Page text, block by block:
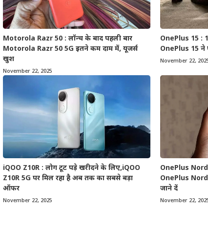
Motorola Razr 50 : लॉन्च के बाद पहली बार
Motorola Razr 50 5G इतने कम दाम में, यूजर्स
खुश
November 22, 2025
OnePlus 15 :
OnePlus 15 ने
November 22,
iQOO Z10R : लोग टूट पड़े खरीदने के लिए,iQOO
Z10R 5G पर मिल रहा है अब तक का सबसे बड़ा
ऑफर
November 22, 2025
OnePlus Nord
OnePlus
जाने दें
November 22,